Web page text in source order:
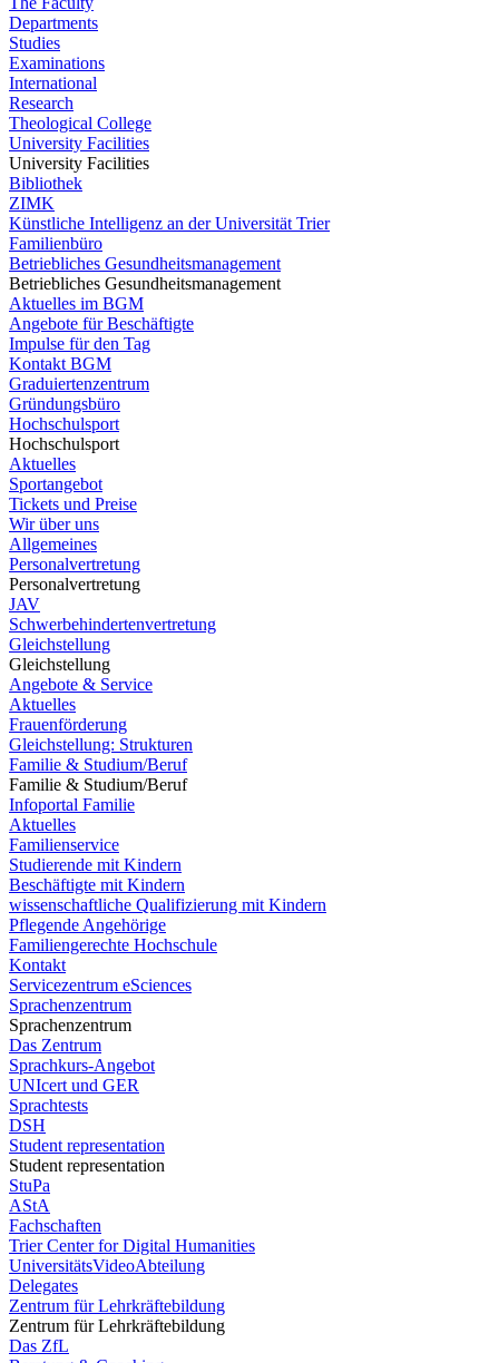
Departments
Studies
Examinations
International
Research
Theological College
University Facilities
University Facilities
Bibliothek
ZIMK
Künstliche Intelligenz an der Universität Trier
Familienbüro
Betriebliches Gesundheitsmanagement
Betriebliches Gesundheitsmanagement
Aktuelles im BGM
Angebote für Beschäftigte
Impulse für den Tag
Kontakt BGM
Graduiertenzentrum
Gründungsbüro
Hochschulsport
Hochschulsport
Aktuelles
Sportangebot
Tickets und Preise
Wir über uns
Allgemeines
Personalvertretung
Personalvertretung
JAV
Schwerbehindertenvertretung
Gleichstellung
Gleichstellung
Angebote & Service
Aktuelles
Frauenförderung
Gleichstellung: Strukturen
Familie & Studium/Beruf
Familie & Studium/Beruf
Infoportal Familie
Aktuelles
Familienservice
Studierende mit Kindern
Beschäftigte mit Kindern
wissenschaftliche Qualifizierung mit Kindern
Pflegende Angehörige
Familiengerechte Hochschule
Kontakt
Servicezentrum eSciences
Sprachenzentrum
Sprachenzentrum
Das Zentrum
Sprachkurs-Angebot
UNIcert und GER
Sprachtests
DSH
Student representation
Student representation
StuPa
AStA
Fachschaften
Trier Center for Digital Humanities
UniversitätsVideoAbteilung
Delegates
Zentrum für Lehrkräftebildung
Zentrum für Lehrkräftebildung
Das ZfL